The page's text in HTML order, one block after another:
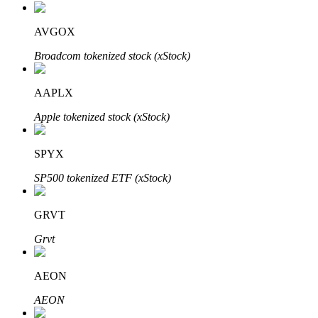
القروض
خدمة الاقتراض المدعومة بالعملات المشفرة
AVGOX
Broadcom tokenized stock (xStock)
AAPLX
Apple tokenized stock (xStock)
SPYX
SP500 tokenized ETF (xStock)
GRVT
Grvt
AEON
AEON